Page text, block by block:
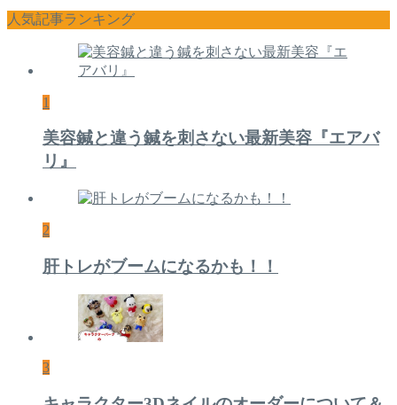
人気記事ランキング
1
美容鍼と違う鍼を刺さない最新美容『エアバ
リ』
2
肝トレがブームになるかも！！
3